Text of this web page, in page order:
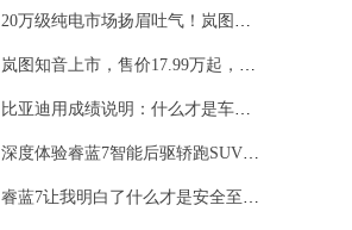
20万级纯电市场扬眉吐气！岚图知音首日订单破8000台，销售爆单忙不过来
岚图知音上市，售价17.99万起，重新定义20万内纯电SUV新标准
比亚迪用成绩说明：什么才是车企最佳格局？
深度体验睿蓝7智能后驱轿跑SUV，换电技术引领未来
睿蓝7让我明白了什么才是安全至上！